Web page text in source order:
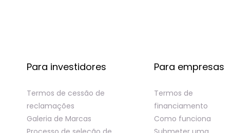
Para investidores
Termos de cessão de
reclamações
Galeria de Marcas
Para empresas
Termos de
financiamento
Como funciona